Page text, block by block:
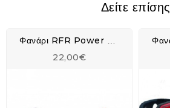
Δείτε επίσης
Φανάρι RFR Power Lighting Set USB - 14316
22,00€